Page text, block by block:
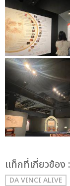
เเท็กที่เกี่ยวข้อง :
DA VINCI ALIVE